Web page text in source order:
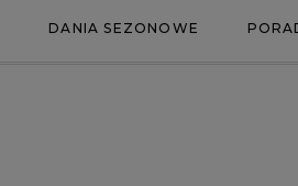
DANIA SEZONOWE